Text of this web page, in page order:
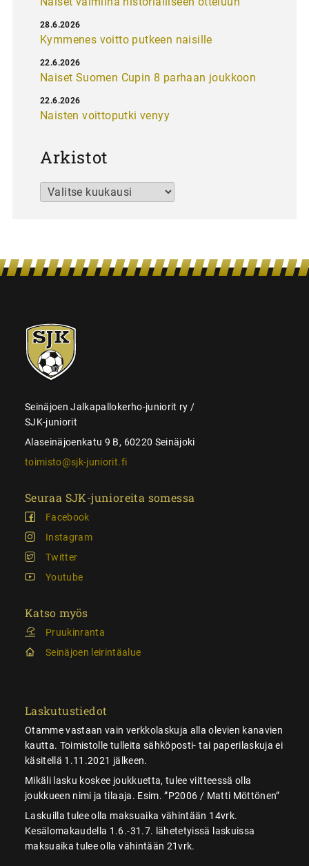
Kymmenes voitto putkeen naisille
28.6.2026
Naiset Suomen Cupin 8 parhaan joukkoon
22.6.2026
Naisten voittoputki venyy
22.6.2026
Arkistot
Arkistot
SJK-
juniorit
Seinäjoen Jalkapallokerho-juniorit ry /
SJK-juniorit
Alaseinäjoenkatu 9 B, 60220 Seinäjoki
toimisto@sjk-juniorit.fi
Seuraa SJK-junioreita somessa
Facebook
Instagram
Twitter
Youtube
Katso myös
Pruukinranta
Seinäjoen leirintäalue
Laskutustiedot
Otamme vastaan vain verkkolaskuja alla olevien kanavien
kautta. Toimistolle tulleita sähköposti- tai paperilaskuja ei
käsitellä 1.11.2021 jälkeen.
Mikäli lasku koskee joukkuetta, tulee viitteessä olla
joukkueen nimi ja tilaaja. Esim. ”P2006 / Matti Möttönen”
Laskuilla tulee olla maksuaika vähintään 14vrk.
Kesälomakaudella 1.6.-31.7. lähetetyissä laskuissa
maksuaika tulee olla vähintään 21vrk.